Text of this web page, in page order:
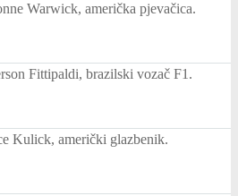
Warwick, američka pjevačica.
Fittipaldi, brazilski vozač F1.
Kulick, američki glazbenik.